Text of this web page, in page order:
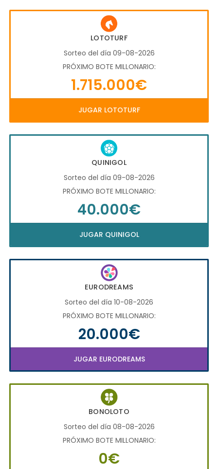
LOTOTURF
Sorteo del día 09-08-2026
PRÓXIMO BOTE MILLONARIO:
1.715.000€
JUGAR LOTOTURF
QUINIGOL
Sorteo del día 09-08-2026
PRÓXIMO BOTE MILLONARIO:
40.000€
JUGAR QUINIGOL
EURODREAMS
Sorteo del día 10-08-2026
PRÓXIMO BOTE MILLONARIO:
20.000€
JUGAR EURODREAMS
BONOLOTO
Sorteo del día 08-08-2026
PRÓXIMO BOTE MILLONARIO:
0€